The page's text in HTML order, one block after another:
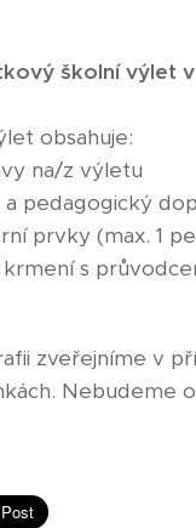
školní výlet
obsahuje:
na/z výletu
pedagogický
prvky (max. 1
s
zveřejníme v
Nebudeme